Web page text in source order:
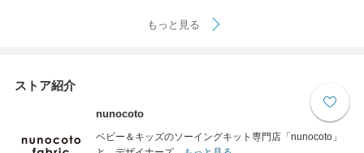
もっと見る
ストア紹介
nunocoto
ベビー＆キッズのソーイングキット専門店「nunocoto」